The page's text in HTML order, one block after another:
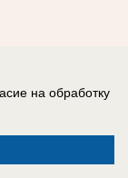
на обработку